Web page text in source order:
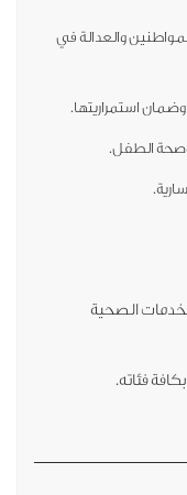
والعدالة في
الصحية